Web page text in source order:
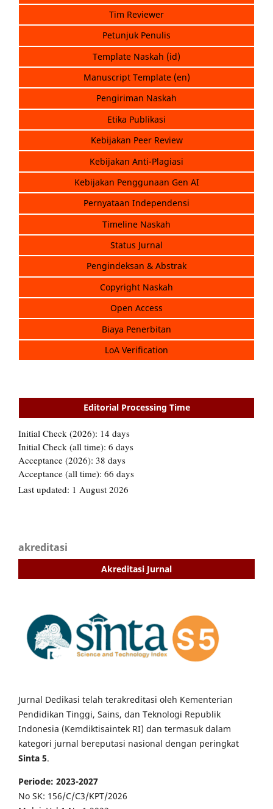
Tim Reviewer
Petunjuk Penulis
Template Naskah (id)
Manuscript Template (en)
Pengiriman Naskah
Etika Publikasi
Kebijakan Peer Review
Kebijakan Anti-Plagiasi
Kebijakan Penggunaan Gen AI
Pernyataan Independensi
Timeline Naskah
Status Jurnal
Pengindeksan & Abstrak
Copyright Naskah
Open Access
Biaya Penerbitan
LoA Verification
Editorial Processing Time
akreditasi
Akreditasi Jurnal
Jurnal Dedikasi telah terakreditasi oleh Kementerian
Pendidikan Tinggi, Sains, dan Teknologi Republik
Indonesia (Kemdiktisaintek RI) dan termasuk dalam
kategori jurnal bereputasi nasional dengan peringkat
Sinta 5.
Periode: 2023-2027
No SK: 156/C/C3/KPT/2026